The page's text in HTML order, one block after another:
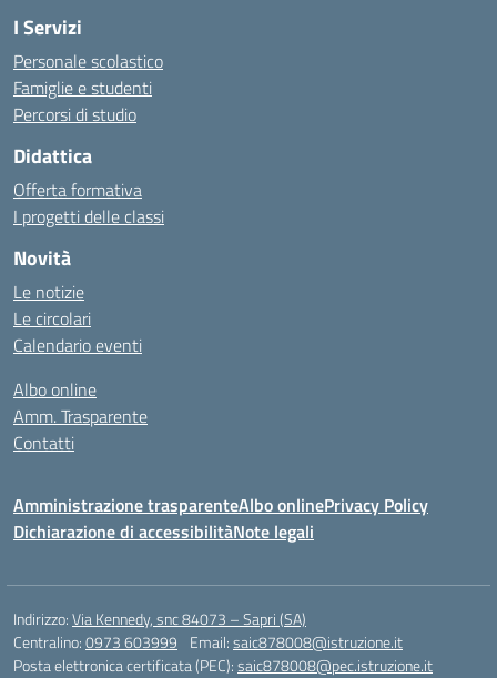
I Servizi
Personale scolastico
Famiglie e studenti
Percorsi di studio
Didattica
Offerta formativa
I progetti delle classi
Novità
Le notizie
Le circolari
Calendario eventi
Albo online
Amm. Trasparente
Contatti
Amministrazione trasparenteAlbo onlinePrivacy Policy
Dichiarazione di accessibilitàNote legali
Indirizzo:Via Kennedy, snc 84073 – Sapri (SA)
Centralino:0973 603999 Email:saic878008@istruzione.it
Posta elettronica certificata (PEC):saic878008@pec.istruzione.it